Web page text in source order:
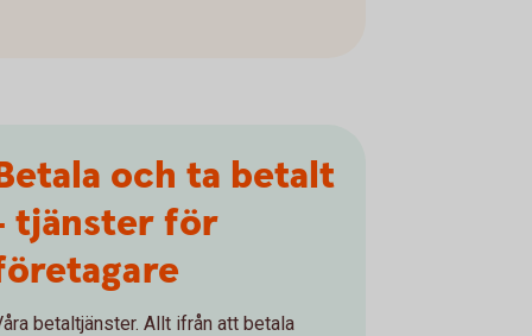
och ta betalt
tjänster för
betaltjänster. Allt ifrån att betala